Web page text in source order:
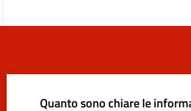
Quanto sono chiare le